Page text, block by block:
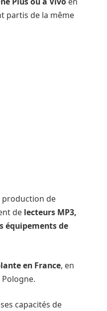
partis de la même
production de
de lecteurs MP3,
équipements de
en France, en
Pologne.
capacités de